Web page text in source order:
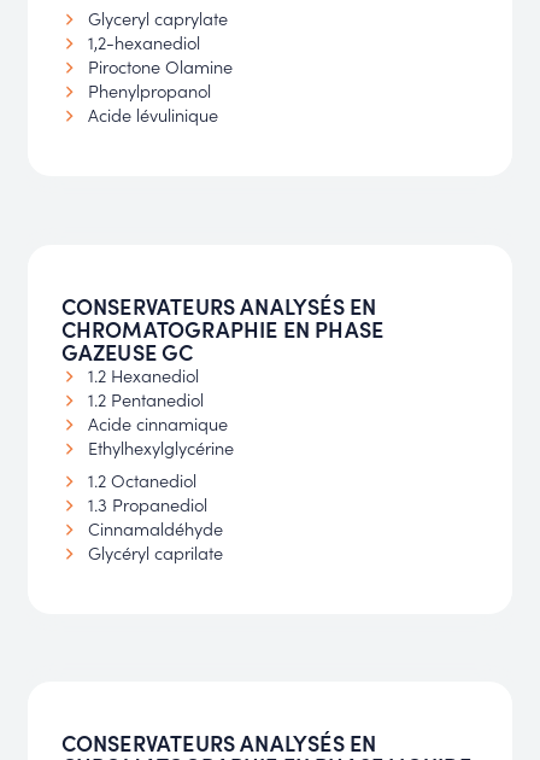
Glyceryl caprylate
1,2-hexanediol
Piroctone Olamine
Phenylpropanol
Acide lévulinique
CONSERVATEURS ANALYSÉS EN
CHROMATOGRAPHIE EN PHASE
GAZEUSE GC
1.2 Hexanediol
1.2 Pentanediol
Acide cinnamique
Ethylhexylglycérine
1.2 Octanediol
1.3 Propanediol
Cinnamaldéhyde
Glycéryl caprilate
CONSERVATEURS ANALYSÉS EN